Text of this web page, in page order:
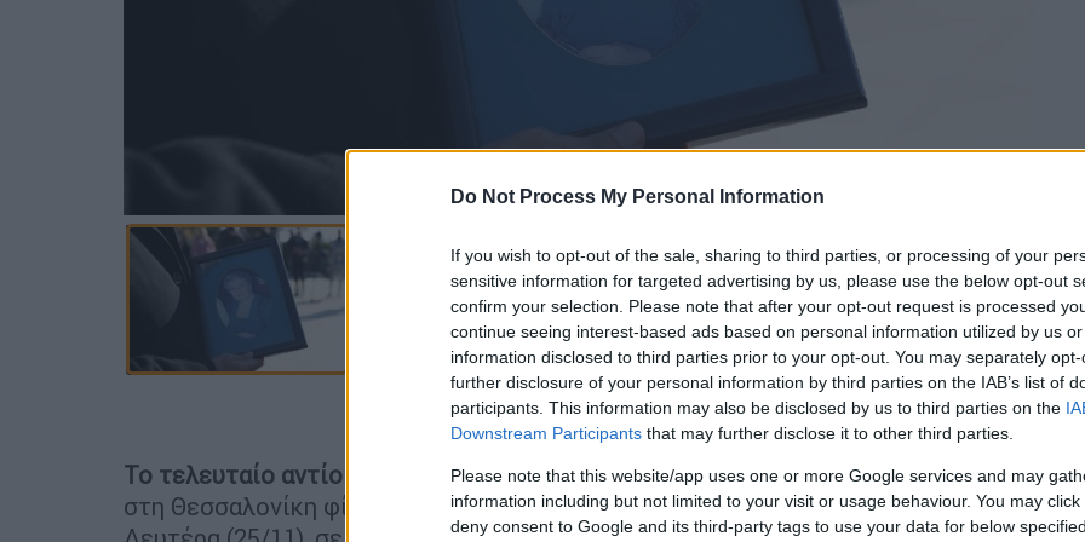
Do Not Process My Personal Information
If you wish to opt-out of the sale, sharing to third parties, or processing of your
sensitive information for targeted advertising by us, please use the below opt-out
confirm your selection. Please note that after your opt-out request is processed
continue seeing interest-based ads based on personal information utilized by us
information disclosed to third parties prior to your opt-out. You may separately
further disclosure of your personal information by third parties on the IAB’s list of
participants. This information may also be disclosed by us to third parties on the
Downstream Participants that may further disclose it to other third parties.
Please note that this website/app uses one or more Google services and may
information including but not limited to your visit or usage behaviour. You may
deny consent to Google and its third-party tags to use your data for below
Προσθέστε το ΕΘΝΟΣ στη Google
Το τελευταίο αντίο στην αγαπημένη «εθνική μαγείρισσα»,Βέφα Αλεξιάδου, είπαν
στη Θεσσαλονίκη φίλοι και συγγενείς. Η Βέφα Αλεξιάδου έφυγε από τη ζωή τη